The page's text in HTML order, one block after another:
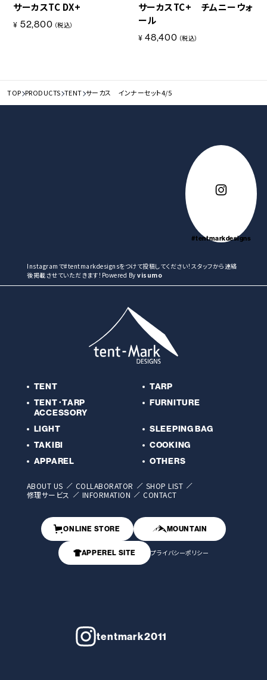
サーカスTC DX+
¥ 52,800 （税込）
サーカスTC+ チムニーウォ
ール
¥ 48,400 （税込）
TOP PRODUCTS TENT サーカス インナーセット4/5
#tentmarkdesigns
Instagramで#tentmarkdesignsをつけて投稿してください！スタッフから連絡
後掲載させていただきます！Powered By visumo
TENT
TARP
TENT･TARP
ACCESSORY
FURNITURE
LIGHT
SLEEPING BAG
TAKIBI
COOKING
APPAREL
OTHERS
ABOUT US COLLABORATOR
SHOP LIST
修理サービス
INFORMATION CONTACT
ONLINE STORE MOUNTAIN
APPEREL SITE プライバシーポリシー
tentmark2011